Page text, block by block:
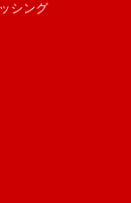
シング